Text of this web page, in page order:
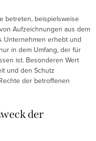
betreten, beispielsweise
Aufzeichnungen aus dem
Unternehmen erhebt und
in dem Umfang, der für
ist. Besonderen Wert
und den Schutz
der betroffenen
der